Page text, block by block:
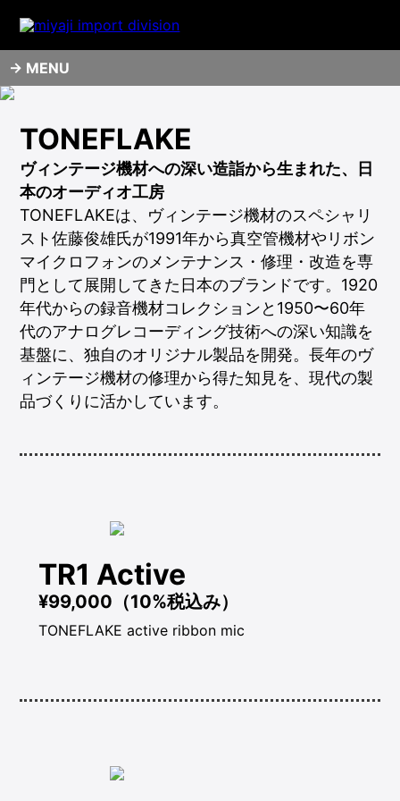
MENU
TONEFLAKE
ヴィンテージ機材への深い造詣から生まれた、日
本のオーディオ工房
TONEFLAKEは、ヴィンテージ機材のスペシャリ
スト佐藤俊雄氏が1991年から真空管機材やリボン
マイクロフォンのメンテナンス・修理・改造を専
門として展開してきた日本のブランドです。1920
年代からの録音機材コレクションと1950〜60年
代のアナログレコーディング技術への深い知識を
基盤に、独自のオリジナル製品を開発。長年のヴ
ィンテージ機材の修理から得た知見を、現代の製
品づくりに活かしています。
TR1 Active
¥99,000（10%税込み）
TONEFLAKE active ribbon mic